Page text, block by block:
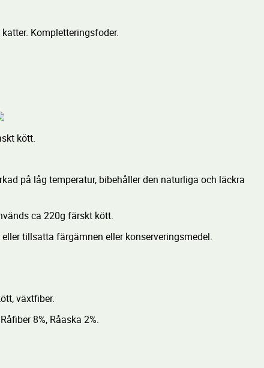
Kompletteringsfoder.
kött.
på låg temperatur, bibehåller den naturliga och läckra
ca 220g färskt kött.
tillsatta färgämnen eller konserveringsmedel.
växtfiber.
8%, Råaska 2%.